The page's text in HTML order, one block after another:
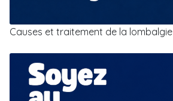
Causes et traitement de la lombalgie